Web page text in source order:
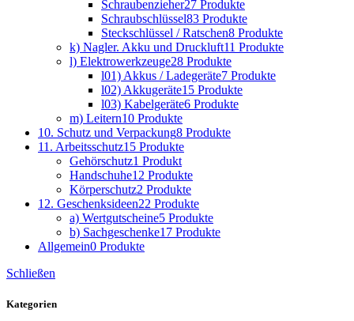
Schraubenzieher27 Produkte
Schraubschlüssel83 Produkte
Steckschlüssel / Ratschen8 Produkte
k) Nagler. Akku und Druckluft11 Produkte
l) Elektrowerkzeuge28 Produkte
l01) Akkus / Ladegeräte7 Produkte
l02) Akkugeräte15 Produkte
l03) Kabelgeräte6 Produkte
m) Leitern10 Produkte
10. Schutz und Verpackung8 Produkte
11. Arbeitsschutz15 Produkte
Gehörschutz1 Produkt
Handschuhe12 Produkte
Körperschutz2 Produkte
12. Geschenksideen22 Produkte
a) Wertgutscheine5 Produkte
b) Sachgeschenke17 Produkte
Allgemein0 Produkte
Schließen
Kategorien